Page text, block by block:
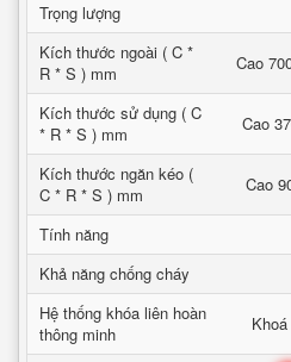
Trọng lượng
Kích thước ngoài ( C *
R * S ) mm
Cao
Kích thước sử dụng ( C
* R * S ) mm
Cao
Kích thước ngăn kéo (
C * R * S ) mm
Cao
Tính năng
Khả năng chống cháy
Hệ thống khóa liên hoàn
thông minh